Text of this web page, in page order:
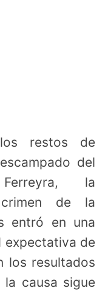
restos de
del
la
de la
entró en una
expectativa de
los resultados
causa sigue